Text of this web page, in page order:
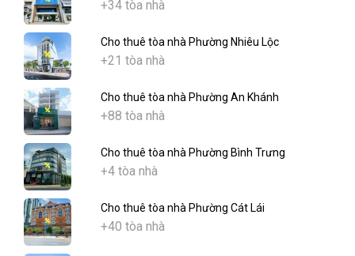
+34 tòa nhà
Cho thuê tòa nhà Phường Nhiêu Lộc
+21 tòa nhà
Cho thuê tòa nhà Phường An Khánh
+88 tòa nhà
Cho thuê tòa nhà Phường Bình Trưng
+4 tòa nhà
Cho thuê tòa nhà Phường Cát Lái
+40 tòa nhà